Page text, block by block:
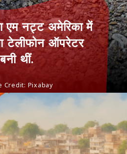
Credit: Pixabay
एम नट्ट अमेरिका में
टेलीफोन ऑपरेटर
बनी थीं.